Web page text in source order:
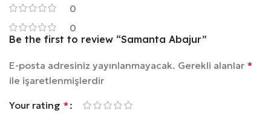
0
0
Be the first to review “Samanta Abajur”
E-posta adresiniz yayınlanmayacak. Gerekli alanlar *
ile işaretlenmişlerdir
Your rating *